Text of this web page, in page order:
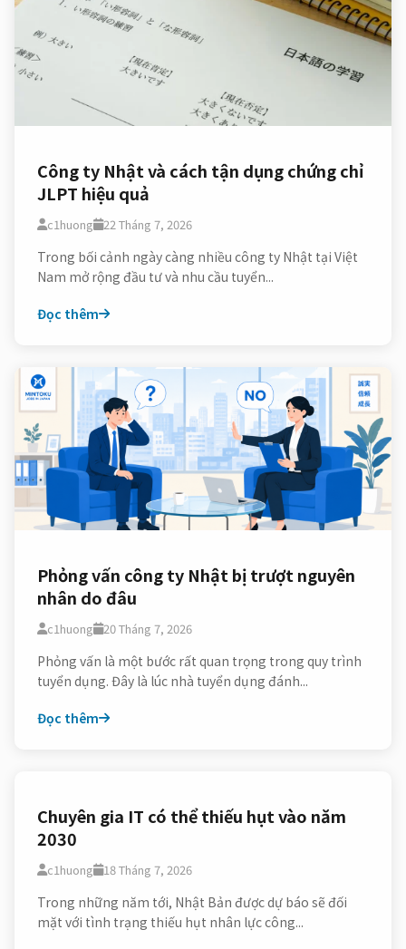
Công ty Nhật và cách tận dụng chứng chỉ
JLPT hiệu quả
c1huong 22 Tháng 7, 2026
Trong bối cảnh ngày càng nhiều công ty Nhật tại Việt
Nam mở rộng đầu tư và nhu cầu tuyển...
Đọc thêm
Phỏng vấn công ty Nhật bị trượt nguyên
nhân do đâu
c1huong 20 Tháng 7, 2026
Phỏng vấn là một bước rất quan trọng trong quy trình
tuyển dụng. Đây là lúc nhà tuyển dụng đánh...
Đọc thêm
Chuyên gia IT có thể thiếu hụt vào năm
2030
c1huong 18 Tháng 7, 2026
Trong những năm tới, Nhật Bản được dự báo sẽ đối
mặt với tình trạng thiếu hụt nhân lực công...